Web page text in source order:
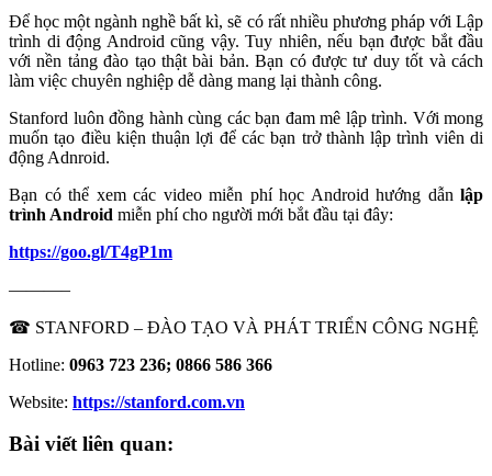
Để học một ngành nghề bất kì, sẽ có rất nhiều phương pháp với Lập
trình di động Android cũng vậy. Tuy nhiên, nếu bạn được bắt đầu
với nền tảng đào tạo thật bài bản. Bạn có được tư duy tốt và cách
làm việc chuyên nghiệp dễ dàng mang lại thành công.
Stanford luôn đồng hành cùng các bạn đam mê lập trình. Với mong
muốn tạo điều kiện thuận lợi để các bạn trở thành lập trình viên di
động Adnroid.
Bạn có thể xem các video miễn phí học Android hướng dẫn lập
trình Android miễn phí cho người mới bắt đầu tại đây:
https://goo.gl/T4gP1m
———–
☎ STANFORD – ĐÀO TẠO VÀ PHÁT TRIỂN CÔNG NGHỆ
Hotline: 0963 723 236; 0866 586 366
Website: https://stanford.com.vn
Bài viết liên quan: